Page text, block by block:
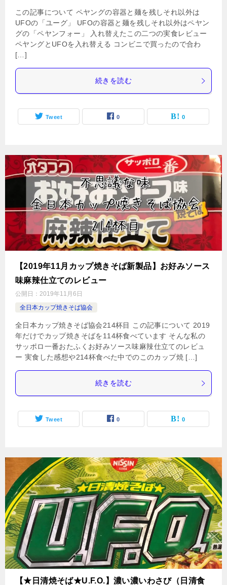
この記事について ペヤングの容器と麺を残しそれ以外は
UFOの「ユーグ」 UFOの容器と麺を残しそれ以外はペヤン
グの「ペヤンフォー」 入れ替えたこの二つの実食レビュー
ペヤングとUFOを入れ替える コンビニで買ったので合わ
[…]
続きを読む
Tweet 0 0
【2019年11月カップ焼きそば新製品】お好みソース
味麻辣仕立てのレビュー
公開日： 2019年11月6日
全日本カップ焼きそば協会
全日本カップ焼きそば協会214杯目 この記事について 2019
年だけでカップ焼きそばを114杯食べています そんな私の
サッポロ一番おたふくお好みソース味麻辣仕立てのレビュ
ー 実食した感想や214杯食べた中でのこのカップ焼 […]
続きを読む
Tweet 0 0
【★日清焼そば★U.F.O.】濃い濃いわさび（日清食